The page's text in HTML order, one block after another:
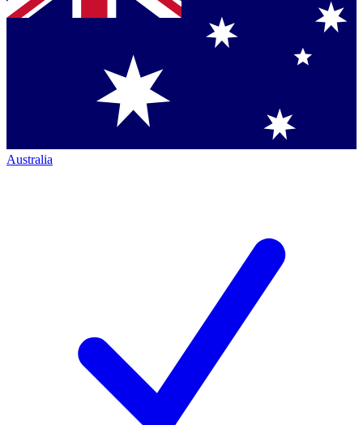
Australia